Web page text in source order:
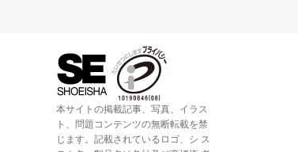
本サイトの掲載記事、写真、イラス
ト、問題コンテンツの無断転載を禁
じます。記載されているロゴ、シ ス